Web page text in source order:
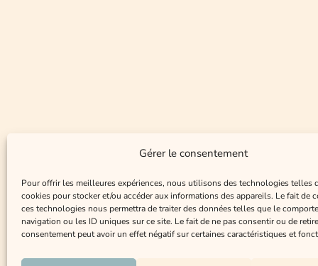
Gérer le consentement
Pour offrir les meilleures expériences, nous utilisons des technologies telles
cookies pour stocker et/ou accéder aux informations des appareils. Le fait de
ces technologies nous permettra de traiter des données telles que le
navigation ou les ID uniques sur ce site. Le fait de ne pas consentir ou de
consentement peut avoir un effet négatif sur certaines caractéristiques et